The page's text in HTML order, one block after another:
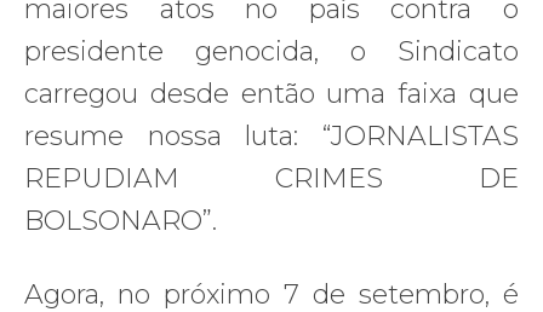
maiores atos no país contra o
presidente genocida, o Sindicato
carregou desde então uma faixa que
resume nossa luta: “JORNALISTAS
REPUDIAM CRIMES DE
BOLSONARO”.
Agora, no próximo 7 de setembro, é